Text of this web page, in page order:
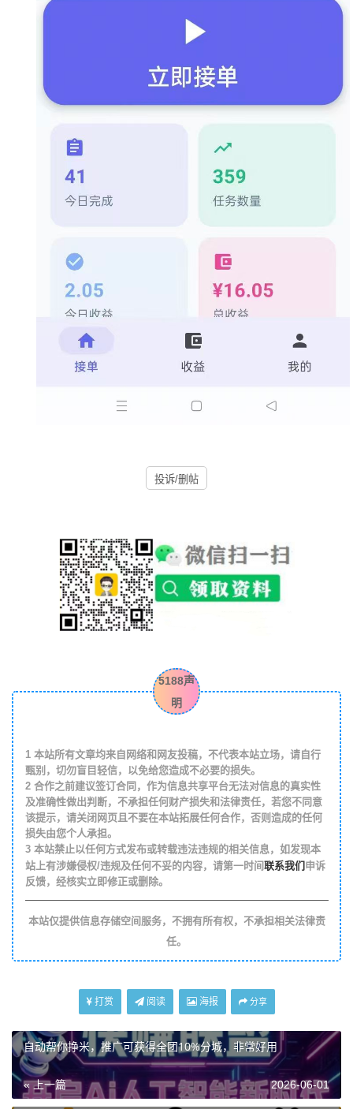
投诉/删帖
5188声
明
1本站所有文章均来自网络和网友投稿，不代表本站立场，请自行
甄别，切勿盲目轻信，以免给您造成不必要的损失。
2合作之前建议签订合同，作为信息共享平台无法对信息的真实性
及准确性做出判断，不承担任何财产损失和法律责任，若您不同意
该提示，请关闭网页且不要在本站拓展任何合作，否则造成的任何
损失由您个人承担。
3本站禁止以任何方式发布或转载违法违规的相关信息，如发现本
站上有涉嫌侵权/违规及任何不妥的内容，请第一时间联系我们申诉
反馈，经核实立即修正或删除。
本站仅提供信息存储空间服务，不拥有所有权，不承担相关法律责
任。
打赏 阅读 海报 分享
自动帮你挣米，推广可获得全团10%分城，非常好用
« 上一篇 2026-06-01